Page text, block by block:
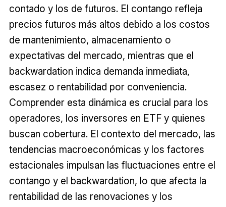
contado y los de futuros. El contango refleja
precios futuros más altos debido a los costos
de mantenimiento, almacenamiento o
expectativas del mercado, mientras que el
backwardation indica demanda inmediata,
escasez o rentabilidad por conveniencia.
Comprender esta dinámica es crucial para los
operadores, los inversores en ETF y quienes
buscan cobertura. El contexto del mercado, las
tendencias macroeconómicas y los factores
estacionales impulsan las fluctuaciones entre el
contango y el backwardation, lo que afecta la
rentabilidad de las renovaciones y los